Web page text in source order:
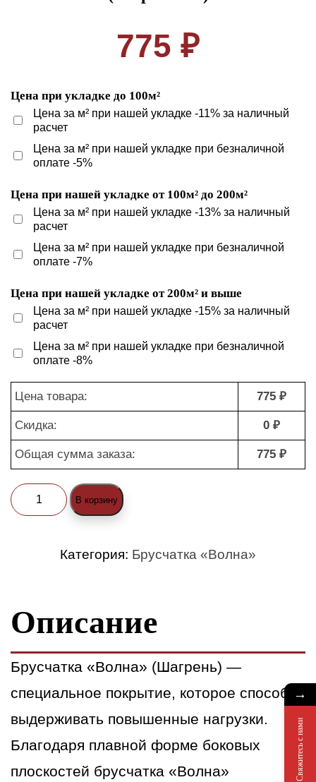
775 ₽
Цена при укладке до 100м²
Цена за м² при нашей укладке -11% за наличный
расчет
Цена за м² при нашей укладке при безналичной
оплате -5%
Цена при нашей укладке от 100м² до 200м²
Цена за м² при нашей укладке -13% за наличный
расчет
Цена за м² при нашей укладке при безналичной
оплате -7%
Цена при нашей укладке от 200м² и выше
Цена за м² при нашей укладке -15% за наличный
расчет
Цена за м² при нашей укладке при безналичной
оплате -8%
Цена товара: 775 ₽
Скидка: 0 ₽
Общая сумма заказа: 775 ₽
Количество
товара
красная
В корзину
Категория: Брусчатка «Волна»
Описание
Брусчатка «Волна» (Шагрень) —
специальное покрытие, которое способно
выдерживать повышенные нагрузки.
Благодаря плавной форме боковых
плоскостей брусчатка «Волна»
→
Свяжитесь с нами